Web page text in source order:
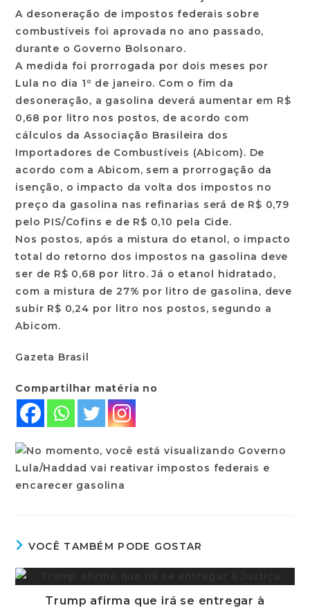
A desoneração de impostos federais sobre
combustíveis foi aprovada no ano passado,
durante o Governo Bolsonaro.
A medida foi prorrogada por dois meses por
Lula no dia 1º de janeiro. Com o fim da
desoneração, a gasolina deverá aumentar em R$
0,68 por litro nos postos, de acordo com
cálculos da Associação Brasileira dos
Importadores de Combustíveis (Abicom). De
acordo com a Abicom, sem a prorrogação da
isenção, o impacto da volta dos impostos no
preço da gasolina nas refinarias será de R$ 0,79
pelo PIS/Cofins e de R$ 0,10 pela Cide.
Nos postos, após a mistura do etanol, o impacto
total do retorno dos impostos na gasolina deve
ser de R$ 0,68 por litro. Já o etanol hidratado,
com a mistura de 27% por litro de gasolina, deve
subir R$ 0,24 por litro nos postos, segundo a
Abicom.
Gazeta Brasil
Compartilhar matéria no
VOCÊ TAMBÉM PODE GOSTAR
Trump afirma que irá se entregar à